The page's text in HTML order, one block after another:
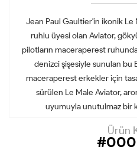
Jean Paul Gaultier'in ikonik
ruhlu üyesi olan Aviator,
pilotların maceraperest
denizci şişesiyle sunulan bu
maceraperest erkekler için
sürülen Le Male Aviator,
uyumuyla unutulmaz bir
Ürün